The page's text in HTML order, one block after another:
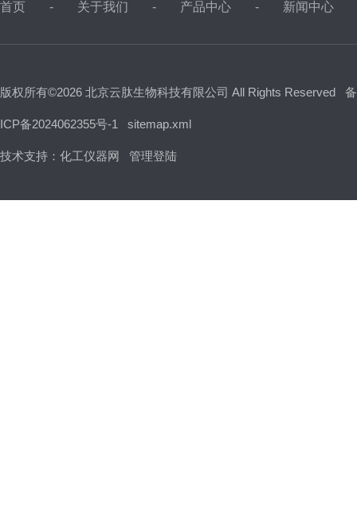
首页 关于我们 产品中心 新闻中心
版权所有©2026 北京云肽生物科技有限公司 All Rights Reserved
ICP备2024062355号-1 sitemap.xml
技术支持： 化工仪器网 管理登陆